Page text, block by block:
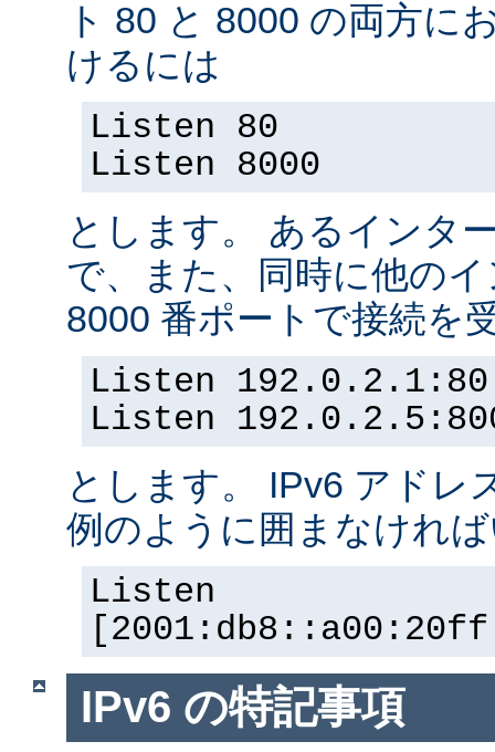
ト 80 と 8000 の両方に
けるには
Listen 80
Listen 8000
とします。 あるインタ
で、また、同時に他の
8000 番ポートで接続を
Listen 192.0.2.1:80
Listen
とします。 IPv6 アドレ
例のように囲まなけれ
Listen
IPv6 の特記事項